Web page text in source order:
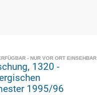
- NUR VOR ORT EINSEHBAR
1320 -
1995/96